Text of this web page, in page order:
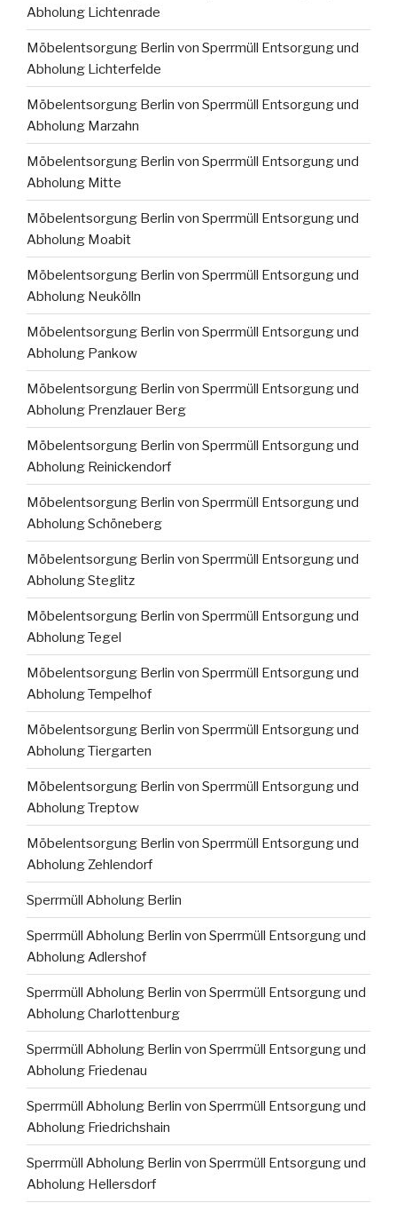
Abholung Lichtenrade
Möbelentsorgung Berlin von Sperrmüll Entsorgung und
Abholung Lichterfelde
Möbelentsorgung Berlin von Sperrmüll Entsorgung und
Abholung Marzahn
Möbelentsorgung Berlin von Sperrmüll Entsorgung und
Abholung Mitte
Möbelentsorgung Berlin von Sperrmüll Entsorgung und
Abholung Moabit
Möbelentsorgung Berlin von Sperrmüll Entsorgung und
Abholung Neukölln
Möbelentsorgung Berlin von Sperrmüll Entsorgung und
Abholung Pankow
Möbelentsorgung Berlin von Sperrmüll Entsorgung und
Abholung Prenzlauer Berg
Möbelentsorgung Berlin von Sperrmüll Entsorgung und
Abholung Reinickendorf
Möbelentsorgung Berlin von Sperrmüll Entsorgung und
Abholung Schöneberg
Möbelentsorgung Berlin von Sperrmüll Entsorgung und
Abholung Steglitz
Möbelentsorgung Berlin von Sperrmüll Entsorgung und
Abholung Tegel
Möbelentsorgung Berlin von Sperrmüll Entsorgung und
Abholung Tempelhof
Möbelentsorgung Berlin von Sperrmüll Entsorgung und
Abholung Tiergarten
Möbelentsorgung Berlin von Sperrmüll Entsorgung und
Abholung Treptow
Möbelentsorgung Berlin von Sperrmüll Entsorgung und
Abholung Zehlendorf
Sperrmüll Abholung Berlin
Sperrmüll Abholung Berlin von Sperrmüll Entsorgung und
Abholung Adlershof
Sperrmüll Abholung Berlin von Sperrmüll Entsorgung und
Abholung Charlottenburg
Sperrmüll Abholung Berlin von Sperrmüll Entsorgung und
Abholung Friedenau
Sperrmüll Abholung Berlin von Sperrmüll Entsorgung und
Abholung Friedrichshain
Sperrmüll Abholung Berlin von Sperrmüll Entsorgung und
Abholung Hellersdorf